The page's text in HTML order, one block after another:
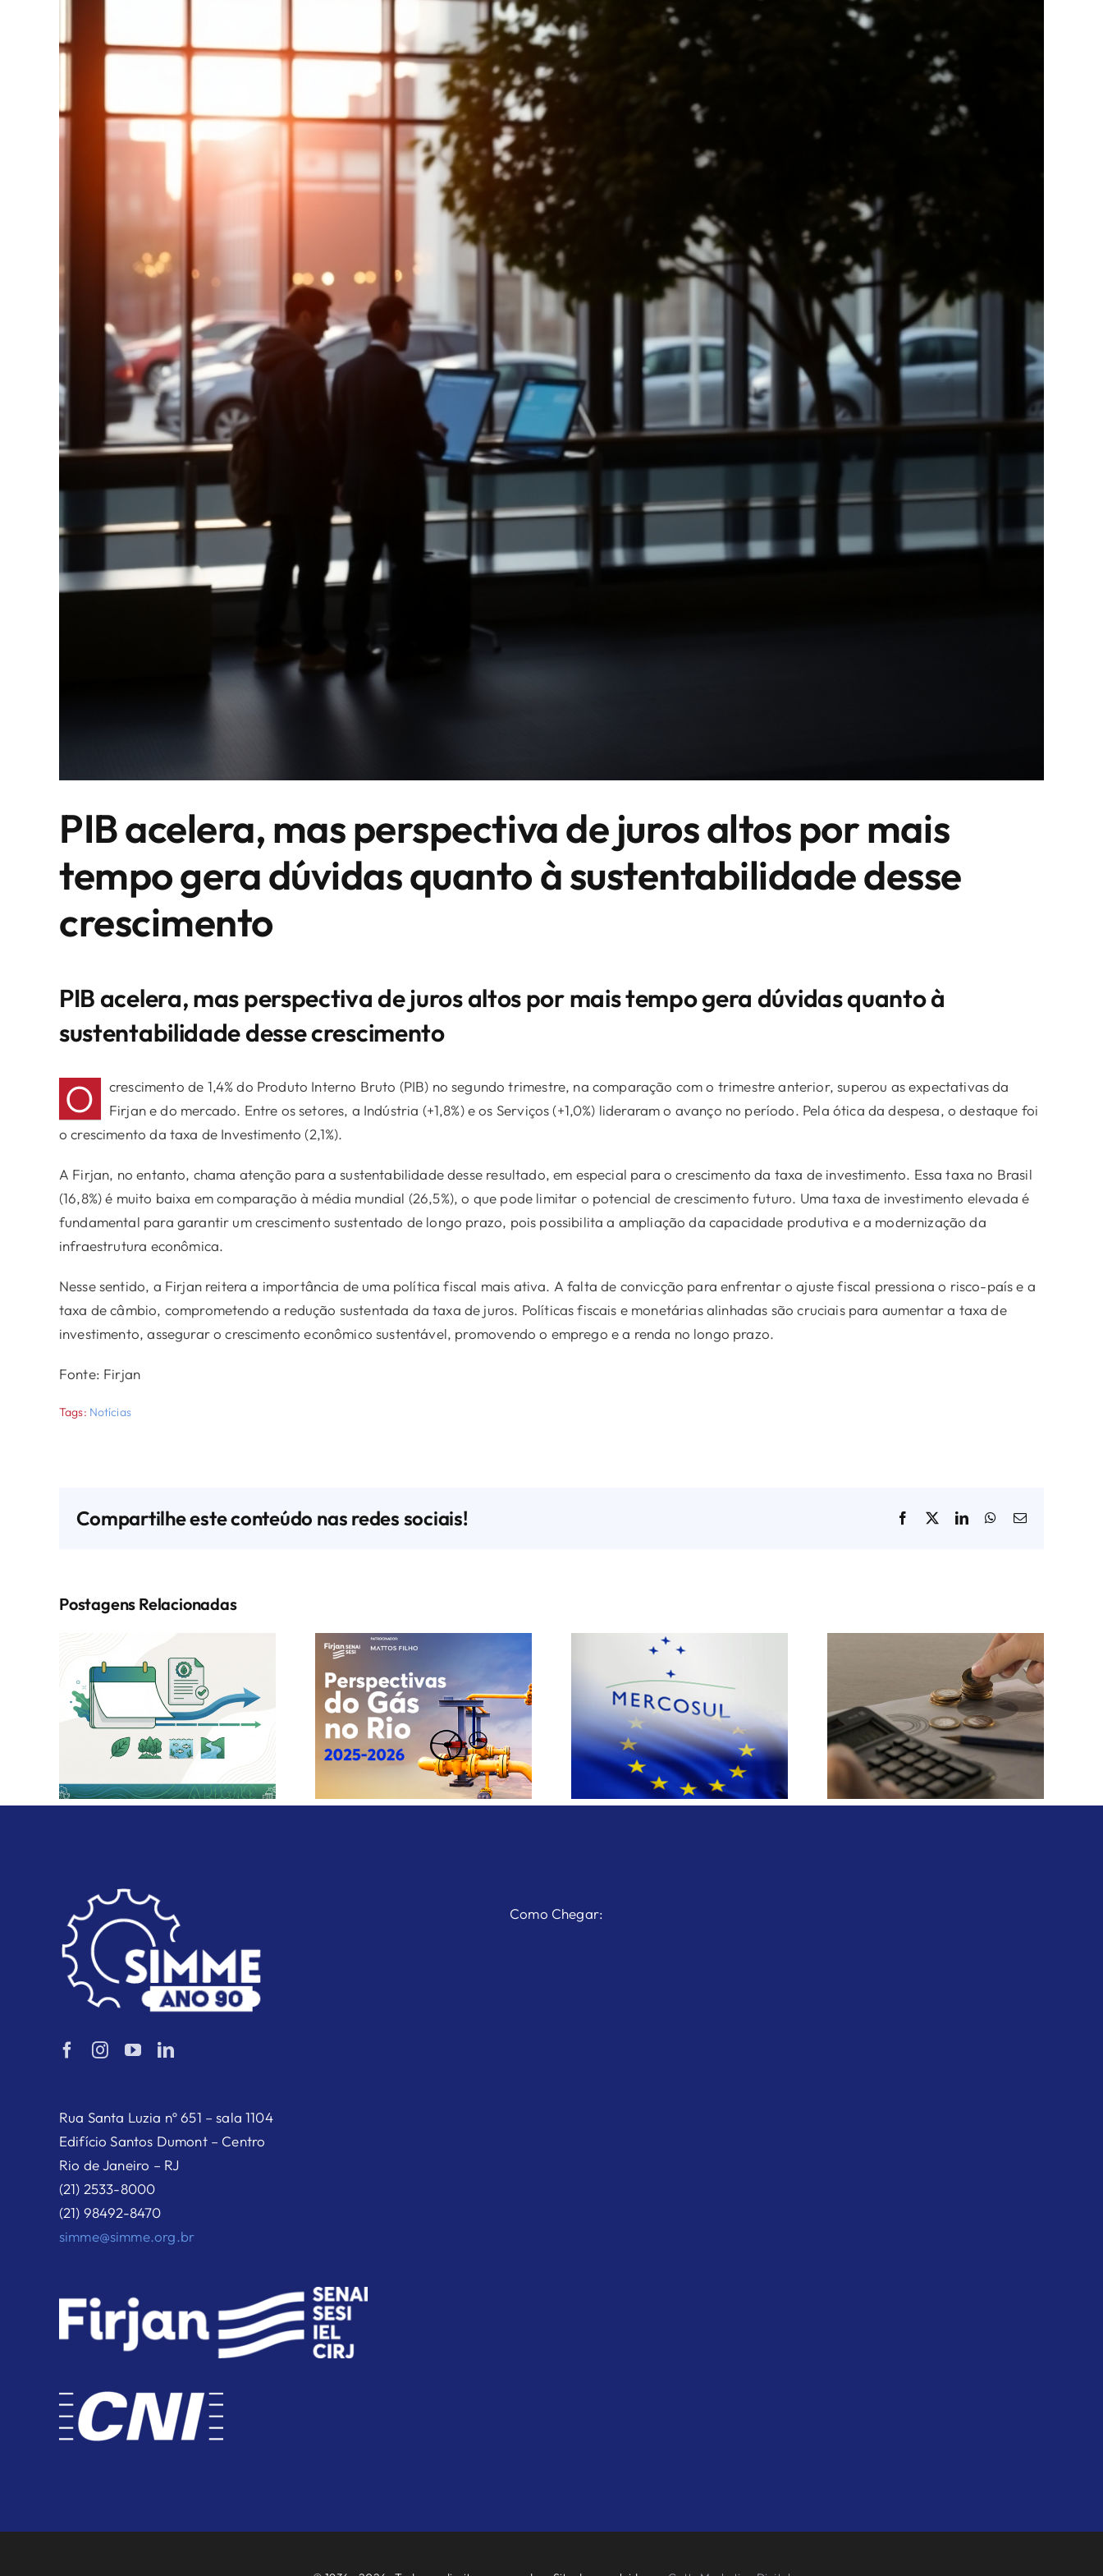
PIB acelera, mas perspectiva de juros altos por mais
tempo gera dúvidas quanto à sustentabilidade desse
crescimento
PIB acelera, mas perspectiva de juros altos por mais tempo gera dúvidas quanto à
sustentabilidade desse crescimento
O
crescimento de 1,4% do Produto Interno Bruto (PIB) no segundo trimestre, na comparação com o trimestre anterior, superou as expectativas da
Firjan e do mercado. Entre os setores, a Indústria (+1,8%) e os Serviços (+1,0%) lideraram o avanço no período. Pela ótica da despesa, o destaque foi
o crescimento da taxa de Investimento (2,1%).
A Firjan, no entanto, chama atenção para a sustentabilidade desse resultado, em especial para o crescimento da taxa de investimento. Essa taxa no Brasil
(16,8%) é muito baixa em comparação à média mundial (26,5%), o que pode limitar o potencial de crescimento futuro. Uma taxa de investimento elevada é
fundamental para garantir um crescimento sustentado de longo prazo, pois possibilita a ampliação da capacidade produtiva e a modernização da
infraestrutura econômica.
Nesse sentido, a Firjan reitera a importância de uma política fiscal mais ativa. A falta de convicção para enfrentar o ajuste fiscal pressiona o risco-país e a
taxa de câmbio, comprometendo a redução sustentada da taxa de juros. Políticas fiscais e monetárias alinhadas são cruciais para aumentar a taxa de
investimento, assegurar o crescimento econômico sustentável, promovendo o emprego e a renda no longo prazo.
Fonte: Firjan
Tags: Notícias
Compartilhe este conteúdo nas redes sociais! Facebook LinkedInWhatsApp
E-
Postagens Relacionadas
Rua Santa Luzia nº 651 – sala 1104
Edifício Santos Dumont – Centro
Rio de Janeiro – RJ
(21) 2533-8000
(21) 98492-8470
simme@simme.org.br
Como Chegar: